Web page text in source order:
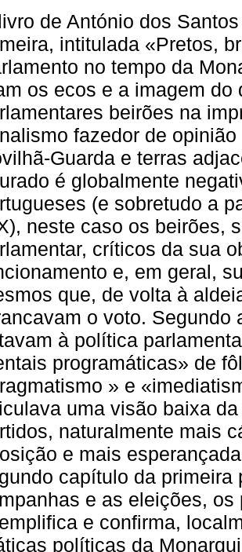
de António dos
intitulada «Pretos,
no tempo da
os ecos e a imagem
beirões na
fazedor de
Guarda e terras
é globalmente
(e sobretudo a
neste caso os beirões,
críticos da sua
e, em geral,
que, de volta à
o voto.
à política
programáticas» de
» e
uma visão baixa
naturalmente mais
e mais
capítulo da
e as eleições,
e confirma,
políticas da